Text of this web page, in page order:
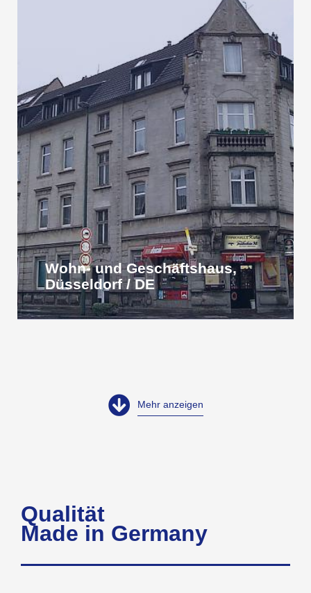
Wohn- und Geschäftshaus,
Düsseldorf / DE
Mehr anzeigen
Qualität
Made in Germany